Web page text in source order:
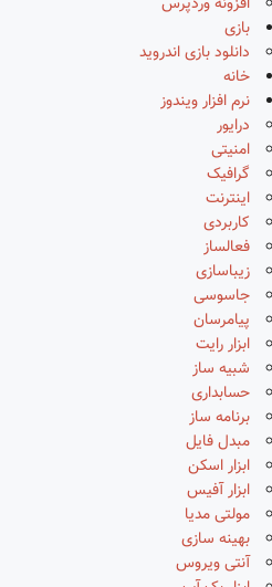
بازی
دانلود بازی اندروید
خانه
نرم افزار ویندوز
درایور
امنیتی
گرافیک
اینترنت
کاربردی
فعالساز
زیباسازی
جاسوسی
پیامرسان
ابزار رایت
شبیه ساز
حسابداری
برنامه ساز
مبدل فایل
ابزار اسکن
ابزار آفیس
مولتی مدیا
بهینه سازی
آنتی ویروس